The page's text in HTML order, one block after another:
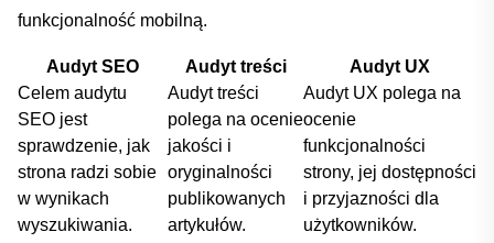
funkcjonalność mobilną.
Audyt SEO Audyt treści
Audyt UX
Celem audytu
SEO jest
sprawdzenie,‍ jak
strona ⁢radzi sobie
w wynikach
wyszukiwania.
Audyt treści
polega na ocenie
jakości i
oryginalności
‌publikowanych​
artykułów.
Audyt UX polega na
ocenie
funkcjonalności
⁤strony, jej dostępności
i przyjazności dla
użytkowników.